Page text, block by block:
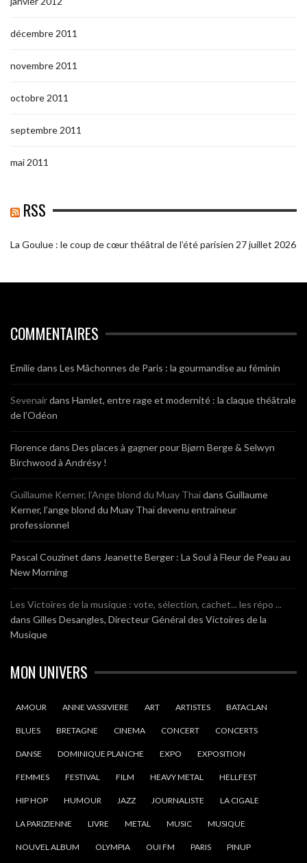
décembre 2011
novembre 2011
octobre 2011
septembre 2011
mai 2011
RSS
La Goulue : le coup de cœur théâtral de l’été parisien 27 juillet 2026
COMMENTAIRES
Emiliedans Les Mâchonnes de Paris : la gourmandise au féminin
Sevenairdans Hamlet, entre rage et modernité : la claque théâtrale
de l’Odéon
Florencedans Des places à gagner pour Bjørn Berge & Selwyn
Birchwood à Andrésy !
Guillaume Kerner, l’Ange blond du Muay Thaïdans Guillaume
Kerner, l’ange blond du Muay Thaï devenu entraineur
professionnel
Pascal Couzinet dans Jeanette Berger : La Soul à Fleur de Peau au
New Morning
Les Victoires de la musique : vote, sélection, cachet... les répo ...
dans Gilles Desangles, Directeur Général des Victoires de la
Musique
MON UNIVERS
AMOUR ANNE VASSIVIERE ART ARTISTES BATACLAN
BLUES BRETAGNE CINEMA CONCERT CONCERTS
DANSE DOMINIQUE PLANCHE EXPO EXPOSITION
FEMMES FESTIVAL FILM HEAVY METAL HELLFEST
HIP HOP HUMOUR JAZZ JOURNALISTE LA CIGALE
LA PARIZIENNE LIVRE METAL MUSIC MUSIQUE
NOUVEL ALBUM OLYMPIA OUI FM PARIS PINUP